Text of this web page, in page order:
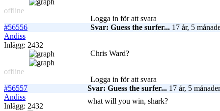
offline
Logga in för att svara
#56556
Svar: Guess the surfer... 17 år, 5
Andiss
Inlägg: 2432
offline
Chris Ward?
Logga in för att svara
#56557
Svar: Guess the surfer... 17 år, 5
Andiss
Inlägg: 2432
what will you win, shark?